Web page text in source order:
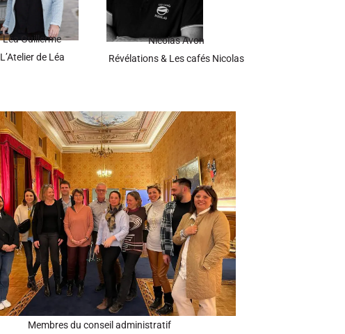
Léa Guillerme
L’Atelier de Léa
Nicolas Avon
Révélations & Les cafés Nicolas
Membres du conseil administratif